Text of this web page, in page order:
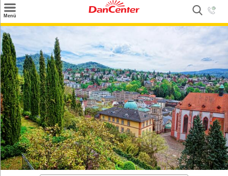
Menü
Urlaubsziele
Weitere Urlaubsziele
Angebote
Inspiration
Kontakt
Gut zu wissen
Login